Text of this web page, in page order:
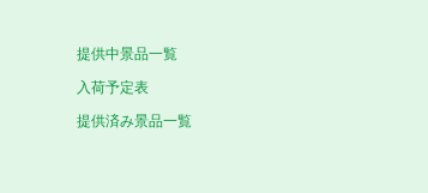
提供中景品一覧
入荷予定表
提供済み景品一覧